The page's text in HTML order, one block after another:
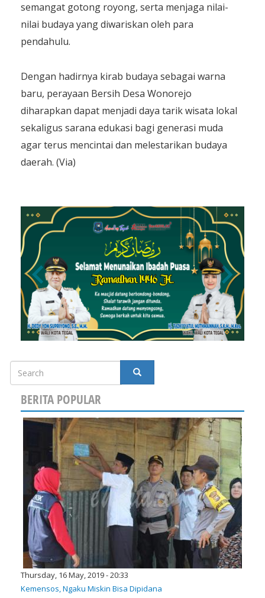
semangat gotong royong, serta menjaga nilai-
nilai budaya yang diwariskan oleh para
pendahulu.
​Dengan hadirnya kirab budaya sebagai warna
baru, perayaan Bersih Desa Wonorejo
diharapkan dapat menjadi daya tarik wisata lokal
sekaligus sarana edukasi bagi generasi muda
agar terus mencintai dan melestarikan budaya
daerah. (Via)
Search
SEARCH
BERITA POPULAR
Thursday, 16 May, 2019 - 20:33
Kemensos, Ngaku Miskin Bisa Dipidana